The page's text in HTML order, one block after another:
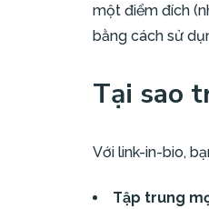
một điểm đích
bằng cách sử
Tại sao
Với link-in-bio,
Tập trung